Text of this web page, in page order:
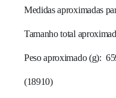
Medidas aproximadas
Tamanho total
Peso aproximado(g):
(18910)